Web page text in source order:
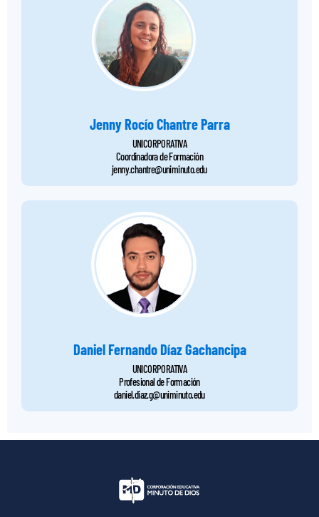
Jenny Rocío Chantre Parra
UNICORPORATIVA
Coordinadora de Formación
jenny.chantre@uniminuto.edu
Daniel Fernando Díaz Gachancipa
UNICORPORATIVA
Profesional de Formación
daniel.diaz.g@uniminuto.edu